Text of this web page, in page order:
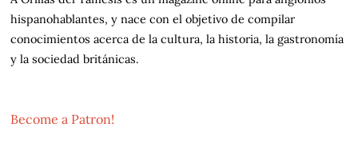
hispanohablantes, y nace con el objetivo de compilar
conocimientos acerca de la cultura, la historia, la gastronomía
y la sociedad británicas.
Become a Patron!